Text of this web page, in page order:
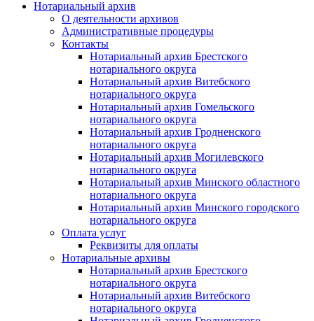
Нотариальный архив
О деятельности архивов
Административные процедуры
Контакты
Нотариальный архив Брестского
нотариального округа
Нотариальный архив Витебского
нотариального округа
Нотариальный архив Гомельского
нотариального округа
Нотариальный архив Гродненского
нотариального округа
Нотариальный архив Могилевского
нотариального округа
Нотариальный архив Минского областного
нотариального округа
Нотариальный архив Минского городского
нотариального округа
Оплата услуг
Реквизиты для оплаты
Нотариальные архивы
Нотариальный архив Брестского
нотариального округа
Нотариальный архив Витебского
нотариального округа